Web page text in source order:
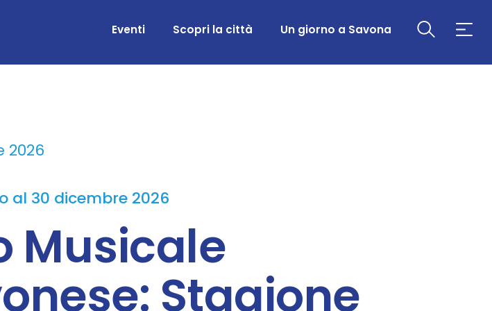
Eventi Scopri la città Un giorno a Savona
2026
al 30 dicembre 2026
Musicale
Stagione